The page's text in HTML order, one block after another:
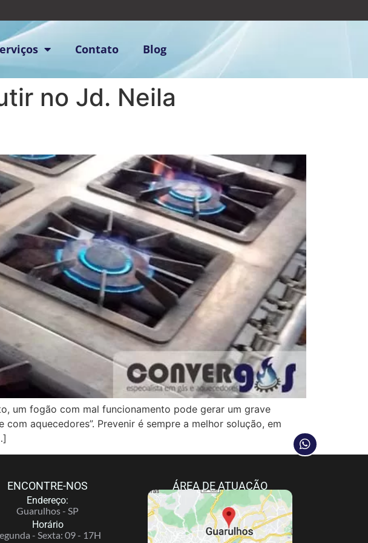
Contato Blog
no Jd. Neila
um fogão com mal funcionamento pode gerar um grave
aquecedores”. Prevenir é sempre a melhor solução, em
ENCONTRE-NOS
Endereço:
Guarulhos - SP
Horário
- Sexta: 09 - 17H
ÁREA DE ATUAÇÃO